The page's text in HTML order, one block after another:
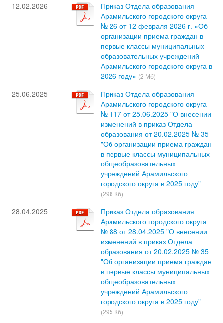
12.02.2026
Приказ Отдела образования
Арамильского городского округа
№ 26 от 12 февраля 2026 г. «Об
организации приема граждан в
первые классы муниципальных
образовательных учреждений
Арамильского городского округа в
2026 году» (2 Мб)
25.06.2025
Приказ Отдела образования
Арамильского городского округа
№ 117 от 25.06.2025 "О внесении
изменений в приказ Отдела
образования от 20.02.2025 № 35
"Об организации приема граждан
в первые классы муниципальных
общеобразовательных
учреждений Арамильского
городского округа в 2025 году"
(296 Кб)
28.04.2025
Приказ Отдела образования
Арамильского городского округа
№ 88 от 28.04.2025 "О внесении
изменений в приказ Отдела
образования от 20.02.2025 № 35
"Об организации приема граждан
в первые классы муниципальных
общеобразовательных
учреждений Арамильского
городского округа в 2025 году"
(295 Кб)